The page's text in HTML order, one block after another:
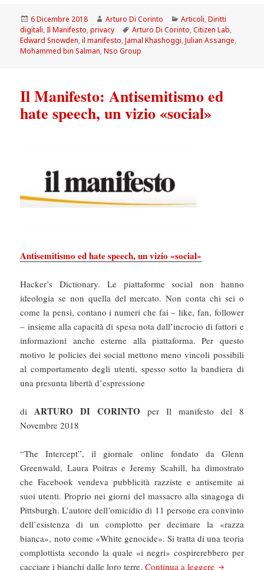
Scritto
il
6 Dicembre 2018 Autore
Arturo Di Corinto Categorie
Articoli,Diritti
digitali,Il Manifesto,privacy Tag
Arturo Di Corinto,Citizen Lab,
Edward Snowden,il manifesto,Jamal Khashoggi,Julian Assange,
Mohammed bin Salman,Nso Group
Il Manifesto: Antisemitismo ed
hate speech, un vizio «social»
Antisemitismo ed hate speech, un vizio «social»
Hacker’s Dictionary. Le piattaforme social non hanno
ideologia se non quella del mercato. Non conta chi sei o
come la pensi, contano i numeri che fai – like, fan, follower
– insieme alla capacità di spesa nota dall’incrocio di fattori e
informazioni anche esterne alla piattaforma. Per questo
motivo le policies dei social mettono meno vincoli possibili
al comportamento degli utenti, spesso sotto la bandiera di
una presunta libertà d’espressione
diARTURO DI CORINTO per Il manifesto del 8
Novembre 2018
“The Intercept”, il giornale online fondato da Glenn
Greenwald, Laura Poitras e Jeremy Scahill, ha dimostrato
che Facebook vendeva pubblicità razziste e antisemite ai
suoi utenti. Proprio nei giorni del massacro alla sinagoga di
Pittsburgh. L’autore dell’omicidio di 11 persone era convinto
dell’esistenza di un complotto per decimare la «razza
bianca», noto come «White genocide». Si tratta di una teoria
complottista secondo la quale «i negri» cospirerebbero per
cacciare i bianchi dalle loro terre.Continua a leggere Il